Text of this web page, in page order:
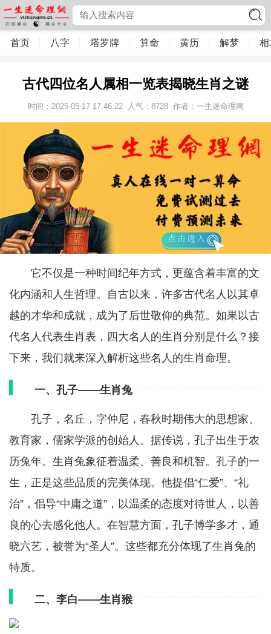
首页 八字 塔罗牌 算命 黄历 解梦 相
古代四位名人属相一览表揭晓生肖之谜
时间：2025-05-17 17:46:22 人气： 8728 作者：一生迷命理网
它不仅是一种时间纪年方式，更蕴含着丰富的文
化内涵和人生哲理。自古以来，许多古代名人以其卓
越的才华和成就，成为了后世敬仰的典范。如果以古
代名人代表生肖表，四大名人的生肖分别是什么？接
下来，我们就来深入解析这些名人的生肖命理。
一、孔子——生肖兔
孔子，名丘，字仲尼，春秋时期伟大的思想家、
教育家，儒家学派的创始人。据传说，孔子出生于农
历兔年。生肖兔象征着温柔、善良和机智。孔子的一
生，正是这些品质的完美体现。他提倡“仁爱”、“礼
治”，倡导“中庸之道”，以温柔的态度对待世人，以善
良的心去感化他人。在智慧方面，孔子博学多才，通
晓六艺，被誉为“圣人”。这些都充分体现了生肖兔的
特质。
二、李白——生肖猴